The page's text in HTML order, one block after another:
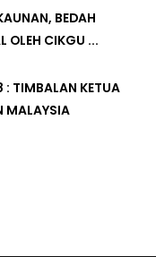
BEDAH
OLEH CIKGU ...
: TIMBALAN KETUA
MALAYSIA